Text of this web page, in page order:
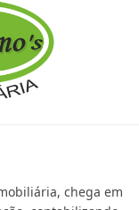
chega em